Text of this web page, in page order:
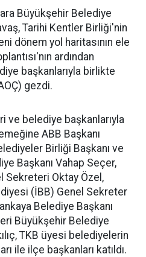
Büyükşehir Belediye
Tarihi Kentler Birliği'nin
dönem yol haritasının ele
ardından
başkanlarıyla birlikte
gezdi.
ve belediye başkanlarıyla
ABB Başkanı
Birliği Başkanı ve
Başkanı Vahap Seçer,
Sekreteri Oktay Özel,
(İBB) Genel Sekreter
Belediye Başkanı
Büyükşehir Belediye
TKB üyesi belediyelerin
ile ilçe başkanları katıldı.